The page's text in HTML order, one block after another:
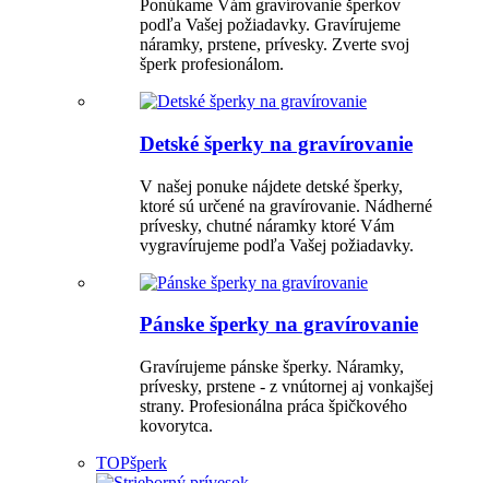
Ponúkame Vám gravírovanie šperkov
podľa Vašej požiadavky. Gravírujeme
náramky, prstene, prívesky. Zverte svoj
šperk profesionálom.
Detské šperky na gravírovanie
V našej ponuke nájdete detské šperky,
ktoré sú určené na gravírovanie. Nádherné
prívesky, chutné náramky ktoré Vám
vygravírujeme podľa Vašej požiadavky.
Pánske šperky na gravírovanie
Gravírujeme pánske šperky. Náramky,
prívesky, prstene - z vnútornej aj vonkajšej
strany. Profesionálna práca špičkového
kovorytca.
TOPšperk